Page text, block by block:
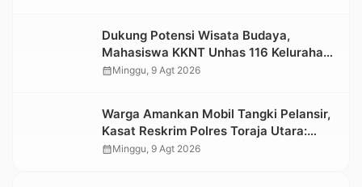
Dukung Potensi Wisata Budaya,
Mahasiswa KKNT Unhas 116 Kelurahan
Nonongan Utara Pasang Papan
calendar_monthMinggu, 9 Agt 2026
Warga Amankan Mobil Tangki Pelansir,
Kasat Reskrim Polres Toraja Utara:
Proses Hukum Berjalan Transparan
calendar_monthMinggu, 9 Agt 2026